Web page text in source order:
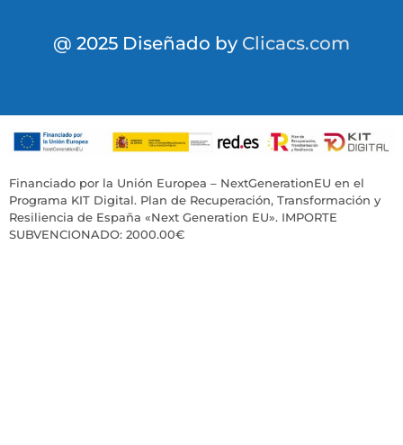
@ 2025 Diseñado by Clicacs.com
Financiado por la Unión Europea – NextGenerationEU en el
Programa KIT Digital. Plan de Recuperación, Transformación y
Resiliencia de España «Next Generation EU». IMPORTE
SUBVENCIONADO: 2000.00€